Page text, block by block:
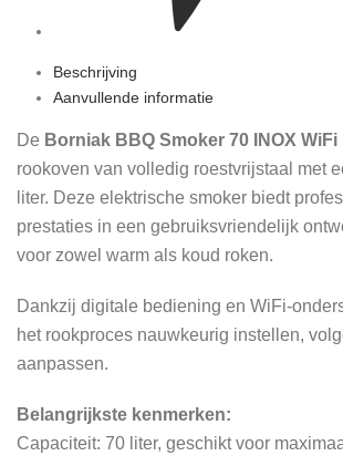
Beschrijving
Aanvullende informatie
De Borniak BBQ Smoker 70 INOX WiFi
rookoven van volledig roestvrijstaal met
liter. Deze elektrische smoker biedt
prestaties in een gebruiksvriendelijk
voor zowel warm als koud roken.
Dankzij digitale bediening en WiFi-
het rookproces nauwkeurig instellen,
aanpassen.
Belangrijkste kenmerken:
Capaciteit: 70 liter, geschikt voor